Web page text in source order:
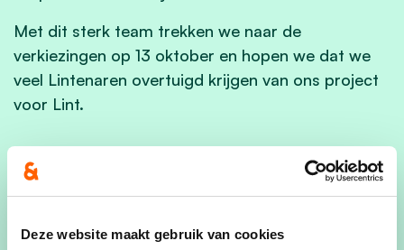
Deze website maakt gebruik van cookies
Met dit sterk team trekken we naar de
verkiezingen op 13 oktober en hopen we dat we
veel Lintenaren overtuigd krijgen van ons project
voor Lint.